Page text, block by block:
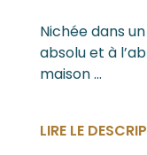
Nichée dans
absolu et à
maison ...
LIRE LE